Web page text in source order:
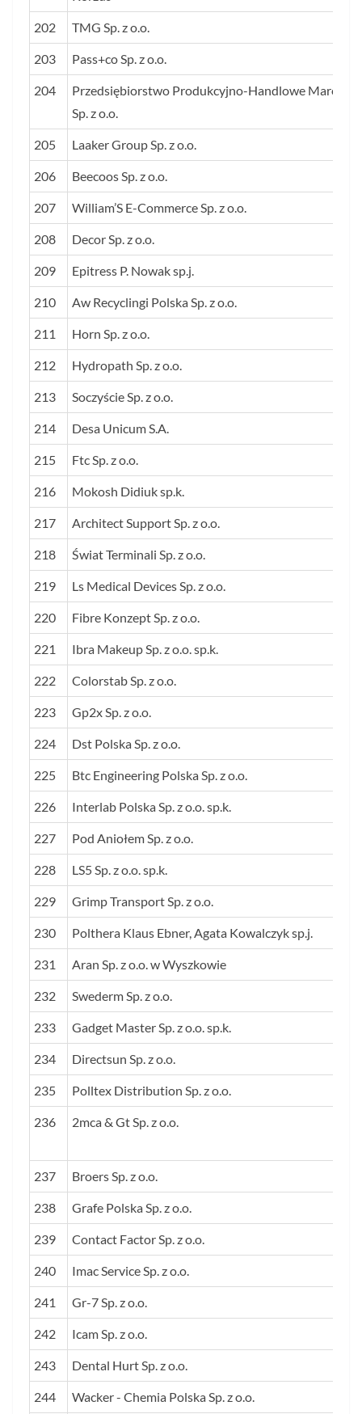
202 TMG Sp. z o.o.
203 Pass+co Sp. z o.o.
204
Przedsiębiorstwo Produkcyjno-Handlowe Marexim
Sp. z o.o.
205 Laaker Group Sp. z o.o.
206 Beecoos Sp. z o.o.
207 William’S E-Commerce Sp. z o.o.
208 Decor Sp. z o.o.
209 Epitress P. Nowak sp.j.
210 Aw Recyclingi Polska Sp. z o.o.
211 Horn Sp. z o.o.
212 Hydropath Sp. z o.o.
213 Soczyście Sp. z o.o.
214 Desa Unicum S.A.
215 Ftc Sp. z o.o.
216 Mokosh Didiuk sp.k.
217 Architect Support Sp. z o.o.
218 Świat Terminali Sp. z o.o.
219 Ls Medical Devices Sp. z o.o.
220 Fibre Konzept Sp. z o.o.
221 Ibra Makeup Sp. z o.o. sp.k.
222 Colorstab Sp. z o.o.
223 Gp2x Sp. z o.o.
224 Dst Polska Sp. z o.o.
225 Btc Engineering Polska Sp. z o.o.
226 Interlab Polska Sp. z o.o. sp.k.
227 Pod Aniołem Sp. z o.o.
228 LS5 Sp. z o.o. sp.k.
229 Grimp Transport Sp. z o.o.
230 Polthera Klaus Ebner, Agata Kowalczyk sp.j.
231 Aran Sp. z o.o. w Wyszkowie
232 Swederm Sp. z o.o.
233 Gadget Master Sp. z o.o. sp.k.
234 Directsun Sp. z o.o.
235 Polltex Distribution Sp. z o.o.
236 2mca & Gt Sp. z o.o.
237 Broers Sp. z o.o.
238 Grafe Polska Sp. z o.o.
239 Contact Factor Sp. z o.o.
240 Imac Service Sp. z o.o.
241 Gr-7 Sp. z o.o.
242 Icam Sp. z o.o.
243 Dental Hurt Sp. z o.o.
244 Wacker - Chemia Polska Sp. z o.o.